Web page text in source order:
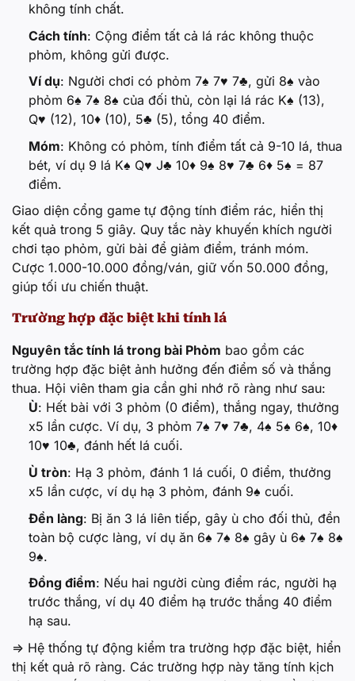
không tính chất.
Cách tính: Cộng điểm tất cả lá rác không thuộc
phỏm, không gửi được.
Ví dụ: Người chơi có phỏm 7♠ 7♥ 7♣, gửi 8♠ vào
phỏm 6♠ 7♠ 8♠ của đối thủ, còn lại lá rác K♠ (13),
Q♥ (12), 10♦ (10), 5♣ (5), tổng 40 điểm.
Móm: Không có phỏm, tính điểm tất cả 9-10 lá, thua
bét, ví dụ 9 lá K♠ Q♥ J♣ 10♦ 9♠ 8♥ 7♣ 6♦ 5♠ = 87
điểm.
Giao diện cổng game tự động tính điểm rác, hiển thị
kết quả trong 5 giây. Quy tắc này khuyến khích người
chơi tạo phỏm, gửi bài để giảm điểm, tránh móm.
Cược 1.000-10.000 đồng/ván, giữ vốn 50.000 đồng,
giúp tối ưu chiến thuật.
Trường hợp đặc biệt khi tính lá
Nguyên tắc tính lá trong bài Phỏm bao gồm các
trường hợp đặc biệt ảnh hưởng đến điểm số và thắng
thua. Hội viên tham gia cần ghi nhớ rõ ràng như sau:
Ù: Hết bài với 3 phỏm (0 điểm), thắng ngay, thưởng
x5 lần cược. Ví dụ, 3 phỏm 7♠ 7♥ 7♣, 4♠ 5♠ 6♠, 10♦
10♥ 10♣, đánh hết lá cuối.
Ù tròn: Hạ 3 phỏm, đánh 1 lá cuối, 0 điểm, thưởng
x5 lần cược, ví dụ hạ 3 phỏm, đánh 9♠ cuối.
Đền làng: Bị ăn 3 lá liên tiếp, gây ù cho đối thủ, đền
toàn bộ cược làng, ví dụ ăn 6♠ 7♠ 8♠ gây ù 6♠ 7♠ 8♠
9♠.
Đồng điểm: Nếu hai người cùng điểm rác, người hạ
trước thắng, ví dụ 40 điểm hạ trước thắng 40 điểm
hạ sau.
=> Hệ thống tự động kiểm tra trường hợp đặc biệt, hiển
thị kết quả rõ ràng. Các trường hợp này tăng tính kịch